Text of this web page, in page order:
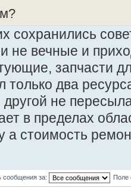
сохранились
не вечные и
запчасти
только два
не
в пределах
а стоимость
сообщения за: Поле